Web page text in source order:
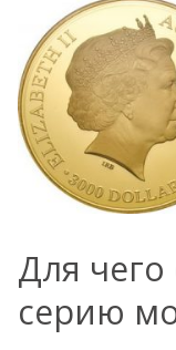
Для чего
серию